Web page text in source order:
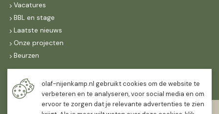
Vacatures
BBL en stage
Laatste nieuws
Onze projecten
Beurzen
Maandag t/m vrijdag
07:30-
16:30
olaf-nijenkamp.nl gebruikt cookies om de website te
verbeteren en te analyseren, voor social media en om
ervoor te zorgen dat je relevante advertenties te zien